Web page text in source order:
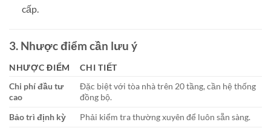
cấp.
3. Nhược điểm cần lưu ý
NHƯỢC ĐIỂM
CHI TIẾT
Chi phí đầu tư
cao
Đặc biệt với tòa nhà trên 20 tầng, cần hệ thống
đồng bộ.
Bảo trì định kỳ
Phải kiểm tra thường xuyên để luôn sẵn sàng.